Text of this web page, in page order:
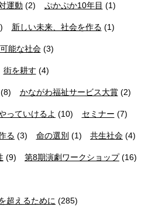
運動 (2) ぷかぷか10年目 (1)
新しい未来、社会を作る (1)
能な社会(3)
街を耕す (4)
(8) かながわ福祉サービス大賞(2)
っていけるよ (10) セミナー (7)
る (3) 命の選別 (1) 共生社会 (4)
(9) 第8期演劇ワークショップ(16)
超えるために (285)